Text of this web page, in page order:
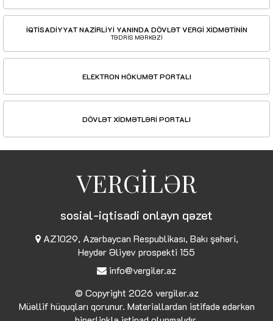
İQTİSADİYYAT NAZİRLİYİ YANINDA DÖVLƏT VERGİ XİDMƏTİNİN
TƏDRİS MƏRKƏZİ
ELEKTRON HÖKUMƏT PORTALI
DÖVLƏT XİDMƏTLƏRİ PORTALI
VERGİLƏR
sosial-iqtisadi onlayn qəzet
AZ1029, Azərbaycan Respublikası, Bakı şəhəri,
Heydər Əliyev prospekti 155
info@vergiler.az
© Copyright 2026 vergiler.az
Müəllif hüquqları qorunur. Materiallardan istifadə edərkən